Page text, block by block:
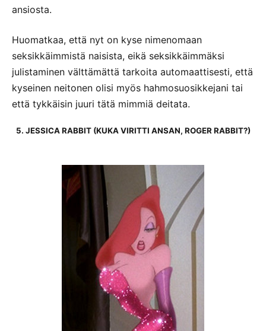
ansiosta.
Huomatkaa, että nyt on kyse nimenomaan
seksikkäimmistä naisista, eikä seksikkäimmäksi
julistaminen välttämättä tarkoita automaattisesti, että
kyseinen neitonen olisi myös hahmosuosikkejani tai
että tykkäisin juuri tätä mimmiä deitata.
5. JESSICA RABBIT (KUKA VIRITTI ANSAN, ROGER RABBIT?)